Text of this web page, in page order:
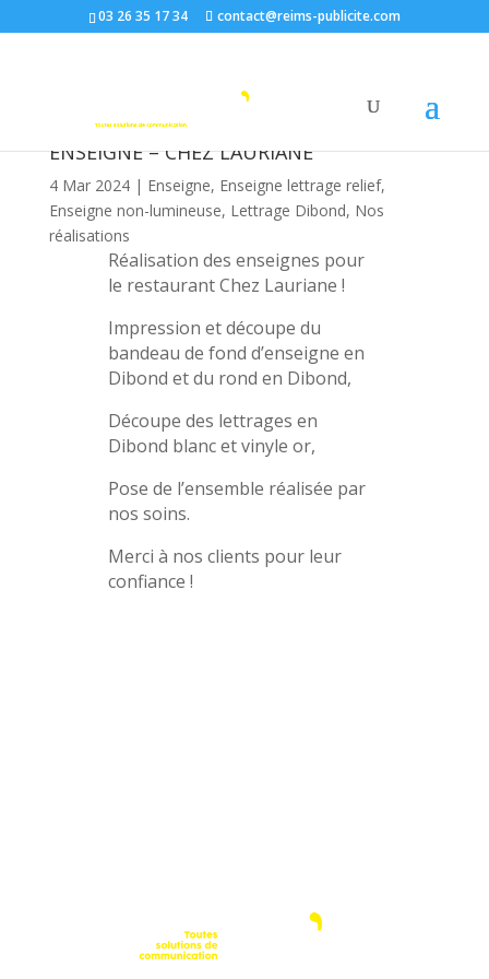
03 26 35 17 34 contact@reims-publicite.com
ENSEIGNE – CHEZ LAURIANE
4 Mar 2024| Enseigne, Enseigne lettrage relief,
Enseigne non-lumineuse, Lettrage Dibond, Nos
réalisations
Réalisation des enseignes pour
le restaurant Chez Lauriane !
Impression et découpe du
bandeau de fond d’enseigne en
Dibond et du rond en Dibond,
Découpe des lettrages en
Dibond blanc et vinyle or,
Pose de l’ensemble réalisée par
nos soins.
Merci à nos clients pour leur
confiance !